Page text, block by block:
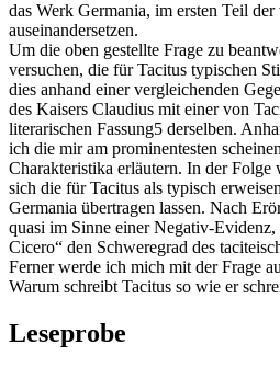
das Werk Germania, im ersten Teil
auseinandersetzen.
Um die oben gestellte Frage zu
versuchen, die für Tacitus typischen
dies anhand einer vergleichenden
des Kaisers Claudius mit einer von
literarischen Fassung5 derselben.
ich die mir am prominentesten
Charakteristika erläutern. In der
sich die für Tacitus als typisch
Germania übertragen lassen. Nach
quasi im Sinne einer Negativ-
Cicero“ den Schweregrad des
Ferner werde ich mich mit der Frage
Warum schreibt Tacitus so wie er
Leseprobe